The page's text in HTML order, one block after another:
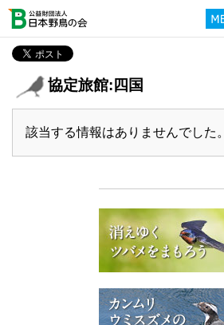
協定旅館:四国
該当する情報はありませんでした。